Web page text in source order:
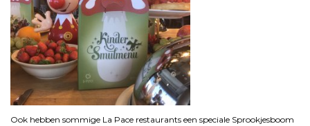
Ook hebben sommige La Pace restaurants een speciale Sprookjesboom